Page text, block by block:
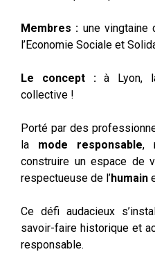
Membres : une vingtaine
l’Economie Sociale et
Le concept :à Lyon,
collective !
Porté par des
la mode responsable,
construire un espace de
respectueuse de l’humain
Ce défi audacieux
savoir-faire historique et
responsable.